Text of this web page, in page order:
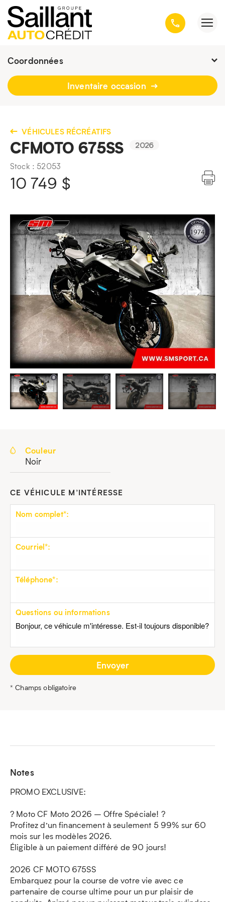
Coordonnées
Fermé : Ouverture-
418 659-6431
Inventaire occasion
VÉHICULES RÉCRÉATIFS
CFMOTO 675SS 2026
Stock : 52053
10 749 $
Couleur
Noir
CE VÉHICULE M’INTÉRESSE
Nom complet*:
Courriel*:
Téléphone*:
Questions ou informations
* Champs obligatoire
Notes
PROMO EXCLUSIVE:
? Moto CF Moto 2026 – Offre Spéciale! ?
Profitez d’un financement à seulement 5 99% sur 60
mois sur les modèles 2026.
Éligible à un paiement différé de 90 jours!
2026 CF MOTO 675SS
Embarquez pour la course de votre vie avec ce
partenaire de course ultime pour un pur plaisir de